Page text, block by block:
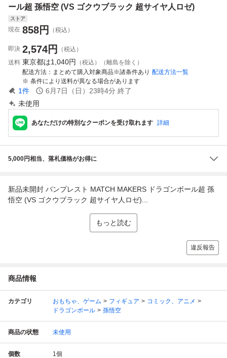
点 同梱可
ール超 孫悟空 (VS ゴクウブラック 超サイヤ人ロゼ)
ストア
現在 858円 （税込）
即決 2,574円
（税込）
送料 東京都は1,040円
（税込）（離島を除く）
配送方法
まとめて購入対象商品※諸条件あり 配送方法一覧
条件により送料が異なる場合があります
1件 6月7日（日）23時4分 終了
未使用
あなただけの特別なクーポンを受け取れます 詳細
5,000円相当、落札価格がお得に
新品未開封 バンプレスト MATCH MAKERS ドラゴンボール超 孫
悟空 (VS ゴクウブラック 超サイヤ人ロゼ)...
もっと読む
違反報告
商品情報
カテゴリ おもちゃ、ゲーム フィギュア
コミック、アニメ
ドラゴンボール
孫悟空
商品の状態 未使用
個数 1個